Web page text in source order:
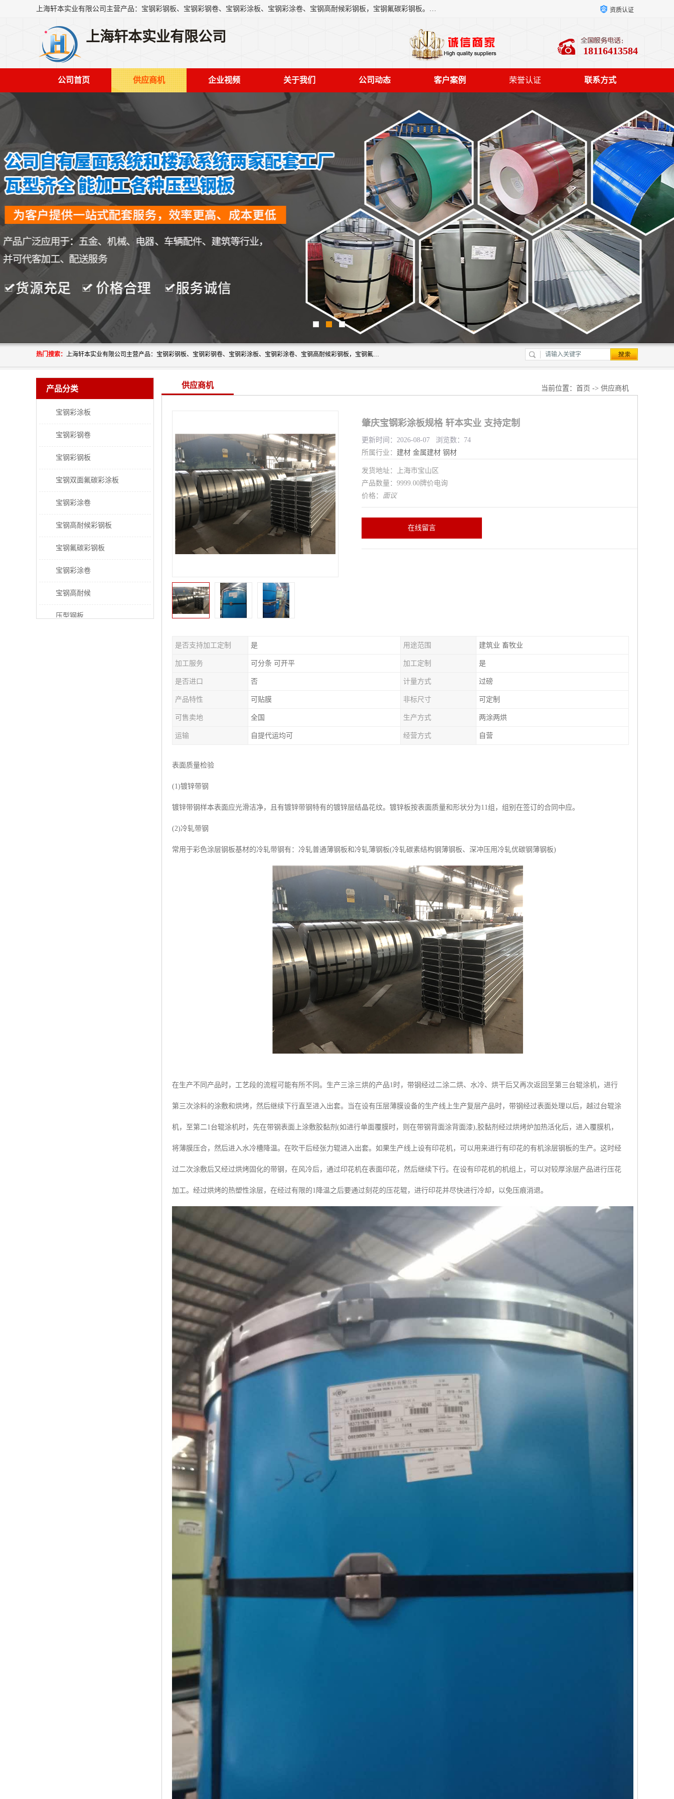
上海轩本实业有限公司主营产品：宝钢彩钢板、宝钢彩钢卷、宝钢彩涂板、宝钢彩涂卷、宝钢高耐候彩钢板，宝钢氟碳彩钢板。是一家集钢铁贸易，物流、加工为一体的产业全配套公司。 资质认证
上海轩本实业有限公司
18116413584
公司首页 供应商机 企业视频 关于我们 公司动态 客户案例 荣誉认证 联系方式
热门搜索： 上海轩本实业有限公司主营产品：宝钢彩钢板、宝钢彩钢卷、宝钢彩涂板、宝钢彩涂卷、宝钢高耐候彩钢板，宝钢氟碳彩钢板。是一家集钢铁贸易，物流、加工为一体的产业全配套公司。
产品分类
宝钢彩涂板
宝钢彩钢卷
宝钢彩钢板
宝钢双面氟碳彩涂板
宝钢彩涂卷
宝钢高耐候彩钢板
宝钢氟碳彩钢板
宝钢彩涂卷
宝钢高耐候
压型钢板
供应商机 当前位置： 首页 -> 供应商机
肇庆宝钢彩涂板规格 轩本实业 支持定制
更新时间：2026-08-07 浏览数：74
所属行业： 建材 金属建材 钢材
发货地址：上海市宝山区
产品数量：9999.00牌价电询
价格： 面议
在线留言
是否支持加工定制 是 用途范围 建筑业 畜牧业
加工服务 可分条 可开平 加工定制 是
是否进口 否 计量方式 过磅
产品特性 可贴膜 非标尺寸 可定制
可售卖地 全国 生产方式 两涂两烘
运输 自提代运均可 经营方式 自营
表面质量检验
(1)镀锌带钢
镀锌带钢样本表面应光滑洁净，且有镀锌带钢特有的镀锌层结晶花纹。镀锌板按表面质量和形状分为11组，组别在签订的合同中应。
(2)冷轧带钢
常用于彩色涂层钢板基材的冷轧带钢有：冷轧普通薄钢板和冷轧薄钢板(冷轧碳素结构钢薄钢板、深冲压用冷轧优碳钢薄钢板)
在生产不同产品时，工艺段的流程可能有所不同。生产三涂三烘的产品1时，带钢经过二涂二烘、水冷、烘干后又再次返回至第三台辊涂机，进行
第三次涂料的涂敷和烘烤，然后继续下行直至进入出套。当在设有压层薄膜设备的生产线上生产复层产品时，带钢经过表面处理以后，越过台辊涂
机，至第二1台辊涂机时，先在带钢表面上涂敷胶黏剂(如进行单面覆膜时，则在带钢背面涂背面漆),胶黏剂经过烘烤炉加热活化后，进入覆膜机，
将薄膜压合，然后进入水冷槽降温。在吹干后经张力辊进入出套。如果生产线上设有印花机，可以用来进行有印花的有机涂层钢板的生产。这时经
过二次涂敷后又经过烘烤固化的带钢，在风冷后，通过印花机在表面印花，然后继续下行。在设有印花机的机组上，可以对较厚涂层产品进行压花
加工。经过烘烤的热塑性涂层，在经过有限的1降温之后要通过刻花的压花辊，进行印花并尽快进行冷却，以免压痕消退。